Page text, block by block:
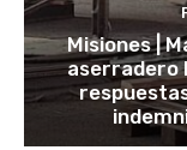
Misiones |
aserradero